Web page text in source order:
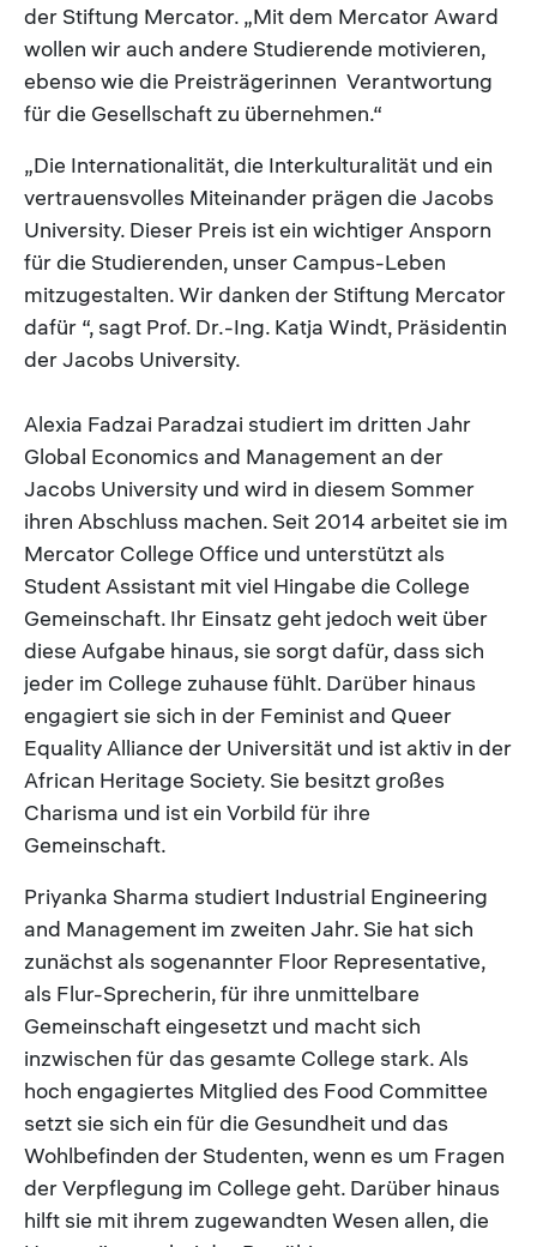
der Stiftung Mercator. „Mit dem Mercator Award
wollen wir auch andere Studierende motivieren,
ebenso wie die Preisträgerinnen Verantwortung
für die Gesellschaft zu übernehmen.“
„Die Internationalität, die Interkulturalität und ein
vertrauensvolles Miteinander prägen die Jacobs
University. Dieser Preis ist ein wichtiger Ansporn
für die Studierenden, unser Campus-Leben
mitzugestalten. Wir danken der Stiftung Mercator
dafür “, sagt Prof. Dr.-Ing. Katja Windt, Präsidentin
der Jacobs University.
Alexia Fadzai Paradzai studiert im dritten Jahr
Global Economics and Management an der
Jacobs University und wird in diesem Sommer
ihren Abschluss machen. Seit 2014 arbeitet sie im
Mercator College Office und unterstützt als
Student Assistant mit viel Hingabe die College
Gemeinschaft. Ihr Einsatz geht jedoch weit über
diese Aufgabe hinaus, sie sorgt dafür, dass sich
jeder im College zuhause fühlt. Darüber hinaus
engagiert sie sich in der Feminist and Queer
Equality Alliance der Universität und ist aktiv in der
African Heritage Society. Sie besitzt großes
Charisma und ist ein Vorbild für ihre
Gemeinschaft.
Priyanka Sharma studiert Industrial Engineering
and Management im zweiten Jahr. Sie hat sich
zunächst als sogenannter Floor Representative,
als Flur-Sprecherin, für ihre unmittelbare
Gemeinschaft eingesetzt und macht sich
inzwischen für das gesamte College stark. Als
hoch engagiertes Mitglied des Food Committee
setzt sie sich ein für die Gesundheit und das
Wohlbefinden der Studenten, wenn es um Fragen
der Verpflegung im College geht. Darüber hinaus
hilft sie mit ihrem zugewandten Wesen allen, die